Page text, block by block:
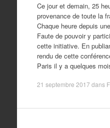
Ce jour et demain, 25
provenance de toute la
Chaque heure depuis
Faute de pouvoir y
cette initiative. En
rendu de cette
Paris il y a quelques
21 septembre 2017 dans